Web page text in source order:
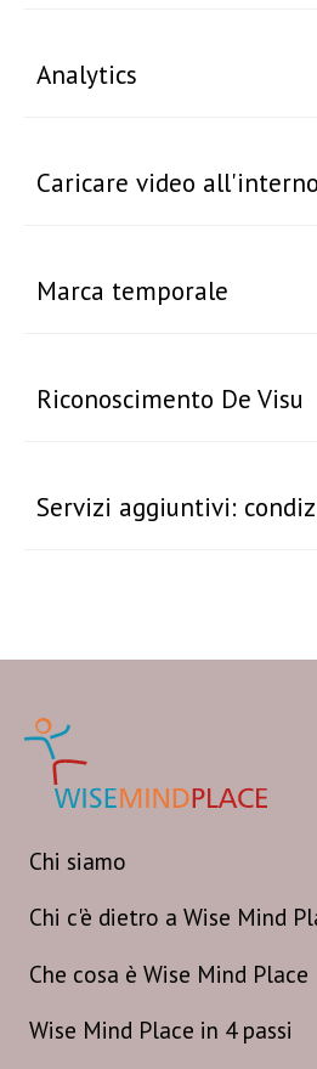
Analytics
Caricare video
Marca temporale
Riconoscimento De Visu
Servizi aggiuntivi:
Chi siamo
Chi c'è dietro a Wise Mind
Che cosa è Wise Mind Place
Wise Mind Place in 4 passi